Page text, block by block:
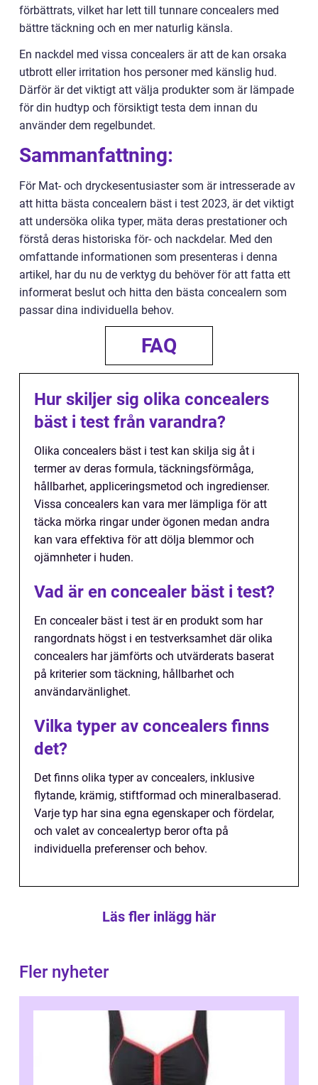
förbättrats, vilket har lett till tunnare concealers med
bättre täckning och en mer naturlig känsla.
En nackdel med vissa concealers är att de kan orsaka
utbrott eller irritation hos personer med känslig hud.
Därför är det viktigt att välja produkter som är lämpade
för din hudtyp och försiktigt testa dem innan du
använder dem regelbundet.
Sammanfattning:
För Mat- och dryckesentusiaster som är intresserade av
att hitta bästa concealern bäst i test 2023, är det viktigt
att undersöka olika typer, mäta deras prestationer och
förstå deras historiska för- och nackdelar. Med den
omfattande informationen som presenteras i denna
artikel, har du nu de verktyg du behöver för att fatta ett
informerat beslut och hitta den bästa concealern som
passar dina individuella behov.
FAQ
Hur skiljer sig olika concealers
bäst i test från varandra?
Olika concealers bäst i test kan skilja sig åt i
termer av deras formula, täckningsförmåga,
hållbarhet, appliceringsmetod och ingredienser.
Vissa concealers kan vara mer lämpliga för att
täcka mörka ringar under ögonen medan andra
kan vara effektiva för att dölja blemmor och
ojämnheter i huden.
Vad är en concealer bäst i test?
En concealer bäst i test är en produkt som har
rangordnats högst i en testverksamhet där olika
concealers har jämförts och utvärderats baserat
på kriterier som täckning, hållbarhet och
användarvänlighet.
Vilka typer av concealers finns
det?
Det finns olika typer av concealers, inklusive
flytande, krämig, stiftformad och mineralbaserad.
Varje typ har sina egna egenskaper och fördelar,
och valet av concealertyp beror ofta på
individuella preferenser och behov.
Läs fler inlägg här
Fler nyheter